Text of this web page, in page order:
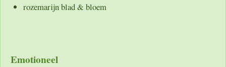
rozemarijn blad & bloem
Emotioneel